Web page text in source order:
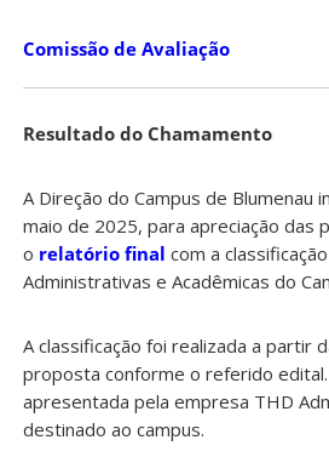
Comissão de Avaliação
Resultado do Chamamento
A Direção do Campus de
maio de 2025, para apreciação das
o relatório final com a
Administrativas e Acadêmicas do
A classificação foi realizada a partir
proposta conforme o referido
apresentada pela empresa THD
destinado ao campus.